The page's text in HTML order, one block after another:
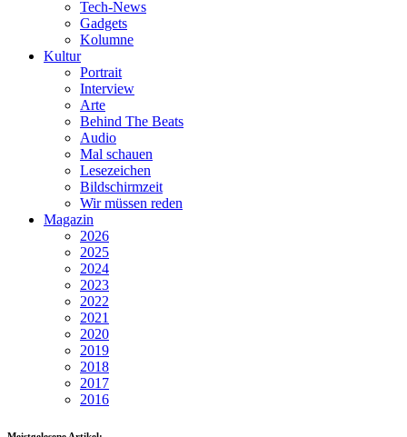
Tech-News
Gadgets
Kolumne
Kultur
Portrait
Interview
Arte
Behind The Beats
Audio
Mal schauen
Lesezeichen
Bildschirmzeit
Wir müssen reden
Magazin
2026
2025
2024
2023
2022
2021
2020
2019
2018
2017
2016